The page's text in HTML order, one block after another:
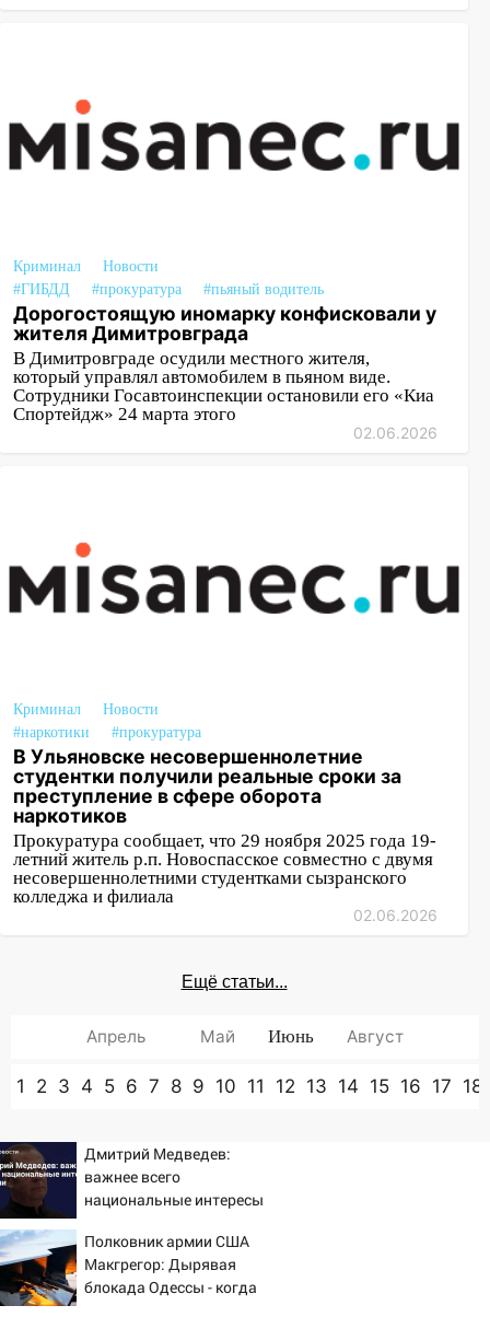
Криминал
Новости
#ГИБДД
#прокуратура #пьяный водитель
Дорогостоящую иномарку конфисковали у
жителя Димитровграда
В Димитровграде осудили местного жителя,
который управлял автомобилем в пьяном виде.
Сотрудники Госавтоинспекции остановили его «Киа
Спортейдж» 24 марта этого
02.06.2026
Криминал
Новости
#наркотики
#прокуратура
В Ульяновске несовершеннолетние
студентки получили реальные сроки за
преступление в сфере оборота
наркотиков
Прокуратура сообщает, что 29 ноября 2025 года 19-
летний житель р.п. Новоспасское совместно с двумя
несовершеннолетними студентками сызранского
колледжа и филиала
02.06.2026
Ещё статьи...
Апрель Май Июнь Август
1 2 3 4 5 6 7 8 9 10 11 12 13 14 15 16 17 18
Дмитрий Медведев:
важнее всего
национальные интересы
Полковник армии США
Макгрегор: Дырявая
блокада Одессы - когда